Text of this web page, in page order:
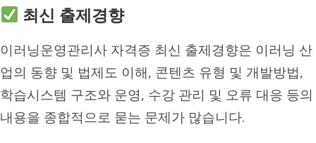
최신 출제경향
이러닝운영관리사 자격증 최신 출제경향은 이러닝 산
업의 동향 및 법제도 이해, 콘텐츠 유형 및 개발방법,
학습시스템 구조와 운영, 수강 관리 및 오류 대응 등의
내용을 종합적으로 묻는 문제가 많습니다.